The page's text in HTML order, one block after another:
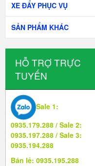
XE ĐẨY PHỤC VỤ
SẢN PHẨM KHÁC
HỖ TRỢ TRỰC
TUYẾN
Sale 1:
0935.179.288 / Sale 2:
0935.197.288 / Sale 3:
0935.194.288
Bán lẻ: 0935.195.288